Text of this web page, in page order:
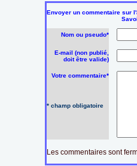
Envoyer un commentaire sur
Nom ou pseudo*
E-mail (non publié,
doit être valide)
Votre commentaire*
* champ obligatoire
Les commentaires sont